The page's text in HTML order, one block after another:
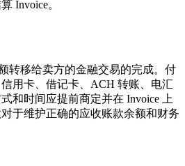
Invoice。
转移给卖方的金融交易的完成。付
用卡、借记卡、ACH 转账、电汇
和时间应提前商定并在 Invoice 上
于维护正确的应收账款余额和财务